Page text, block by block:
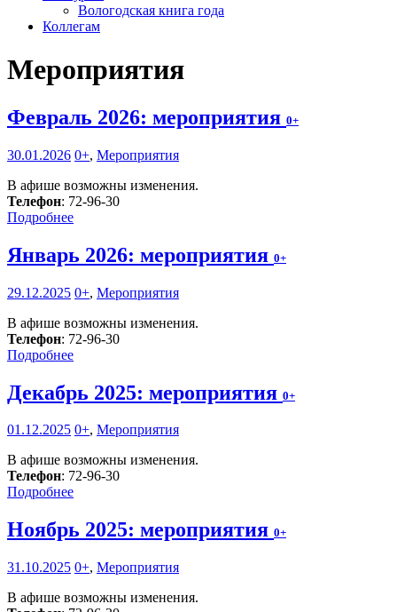
Вологодская книга года
Коллегам
Мероприятия
Февраль 2026: мероприятия 0+
30.01.2026 0+, Мероприятия
В афише возможны изменения.
Телефон: 72-96-30
Подробнее
Январь 2026: мероприятия 0+
29.12.2025 0+, Мероприятия
В афише возможны изменения.
Телефон: 72-96-30
Подробнее
Декабрь 2025: мероприятия 0+
01.12.2025 0+, Мероприятия
В афише возможны изменения.
Телефон: 72-96-30
Подробнее
Ноябрь 2025: мероприятия 0+
31.10.2025 0+, Мероприятия
В афише возможны изменения.